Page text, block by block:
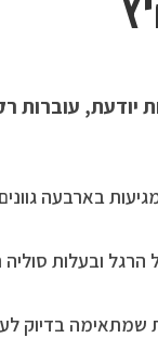
עוברות רק
בארבעה
ובעלות
שמתאימה בדיוק